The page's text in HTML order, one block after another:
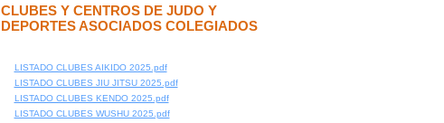
CLUBES Y CENTROS DE JUDO Y
DEPORTES ASOCIADOS COLEGIADOS
LISTADO CLUBES AIKIDO 2025.pdf
LISTADO CLUBES JIU JITSU 2025.pdf
LISTADO CLUBES KENDO 2025.pdf
LISTADO CLUBES WUSHU 2025.pdf